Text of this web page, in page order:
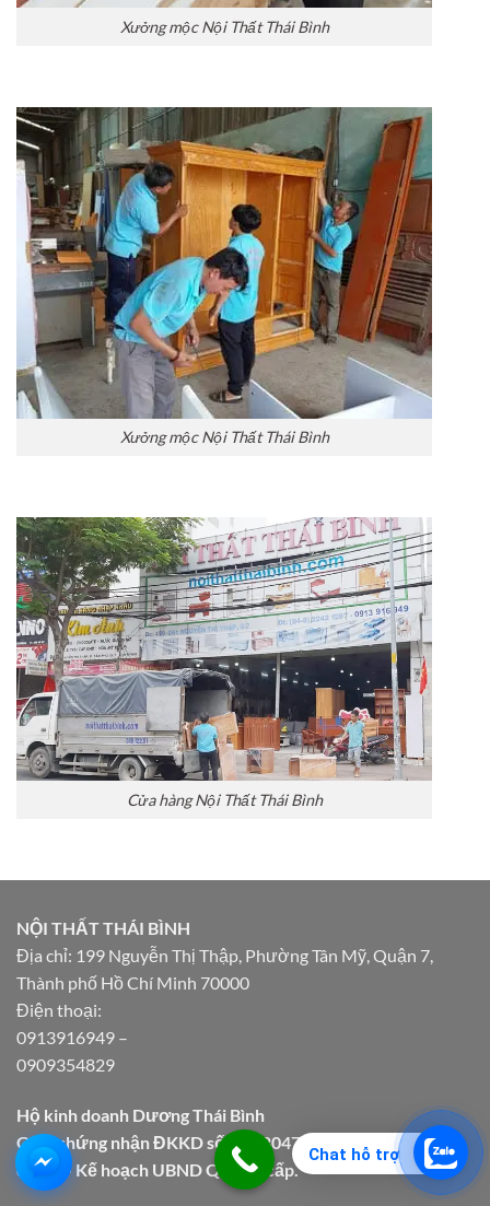
Xưởng mộc Nội Thất Thái Bình
Xưởng mộc Nội Thất Thái Bình
Cửa hàng Nội Thất Thái Bình
NỘI THẤT THÁI BÌNH
Địa chỉ: 199 Nguyễn Thị Thập, Phường Tân Mỹ, Quận 7,
Thành phố Hồ Chí Minh 70000
Điện thoại:
0913916949 –
0909354829
Hộ kinh doanh Dương Thái Bình
Giấy chứng nhận ĐKKD số 41G8047461 do Phòng Tài
chính – Kế hoạch UBND Quận 7 cấp.
Chat hỗ trợ